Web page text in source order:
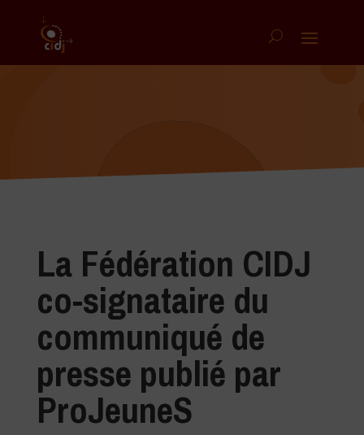
La Fédération CIDJ
co-signataire du
communiqué de
presse publié par
ProJeuneS